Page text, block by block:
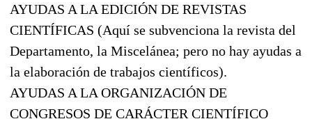
AYUDAS A LA EDICIÓN DE REVISTAS
CIENTÍFICAS (Aquí se subvenciona la revista del
Departamento, la Miscelánea; pero no hay ayudas a
la elaboración de trabajos científicos).
AYUDAS A LA ORGANIZACIÓN DE
CONGRESOS DE CARÁCTER CIENTÍFICO